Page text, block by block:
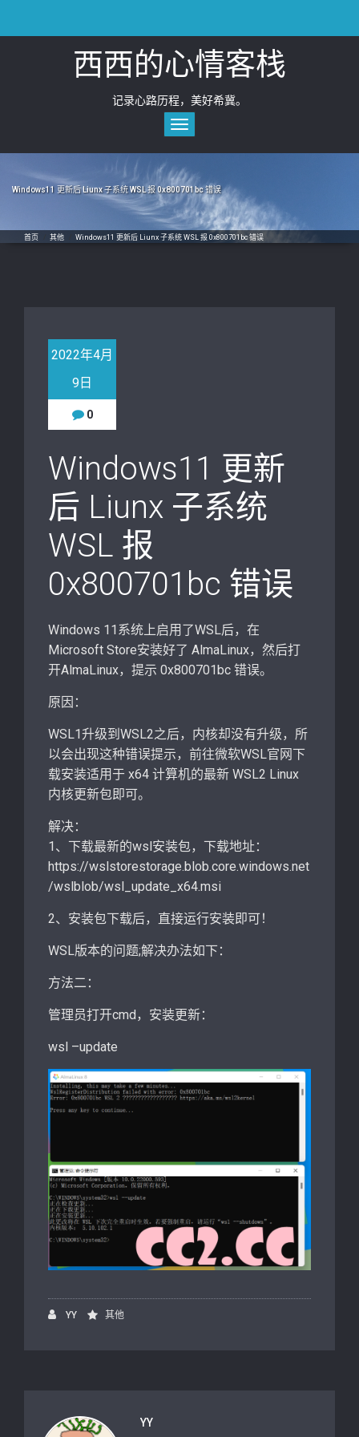
content
西西的心情客栈
记录心路历程，美好希冀。
Toggle
navigation
Windows11 更新后 Liunx 子系统 WSL 报 0x800701bc 错误
首页 其他 Windows11 更新后 Liunx 子系统 WSL 报 0x800701bc 错误
2022年4月
9日
0
Windows11 更新
后 Liunx 子系统
WSL 报
0x800701bc 错误
Windows 11系统上启用了WSL后，在
Microsoft Store安装好了 AlmaLinux，然后打
开AlmaLinux，提示 0x800701bc 错误。
原因：
WSL1升级到WSL2之后，内核却没有升级，所
以会出现这种错误提示，前往微软WSL官网下
载安装适用于 x64 计算机的最新 WSL2 Linux
内核更新包即可。
解决：
1、下载最新的wsl安装包，下载地址：
https://wslstorestorage.blob.core.windows.net
/wslblob/wsl_update_x64.msi
2、安装包下载后，直接运行安装即可！
WSL版本的问题;解决办法如下：
方法二：
管理员打开cmd，安装更新：
wsl –update
YY 其他
YY